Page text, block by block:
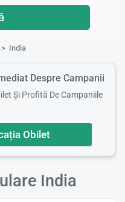
India
Despre Campanii
Și Profită De Campaniile
Obilet
India